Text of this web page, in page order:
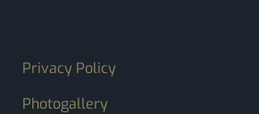
FOOTER MENU
Privacy Policy
Photogallery